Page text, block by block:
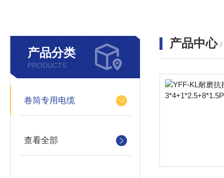
产品分类
PRODUCTS
卷筒专用电缆
查看全部
产品中心 /